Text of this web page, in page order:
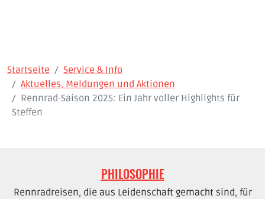
Startseite
Service & Info
Aktuelles, Meldungen und Aktionen
Rennrad-Saison 2025: Ein Jahr voller Highlights für
Steffen
PHILOSOPHIE
Rennradreisen, die aus Leidenschaft gemacht sind, für